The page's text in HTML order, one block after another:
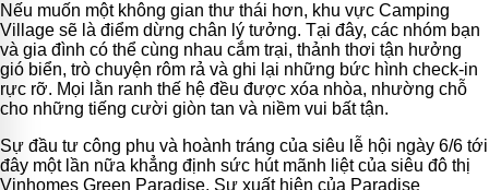
Nếu muốn một không gian thư thái hơn, khu vực Camping
Village sẽ là điểm dừng chân lý tưởng. Tại đây, các nhóm bạn
và gia đình có thể cùng nhau cắm trại, thảnh thơi tận hưởng
gió biển, trò chuyện rôm rả và ghi lại những bức hình check-in
rực rỡ. Mọi lằn ranh thế hệ đều được xóa nhòa, nhường chỗ
cho những tiếng cười giòn tan và niềm vui bất tận.
Sự đầu tư công phu và hoành tráng của siêu lễ hội ngày 6/6 tới
đây một lần nữa khẳng định sức hút mãnh liệt của siêu đô thị
Vinhomes Green Paradise. Sự xuất hiện của Paradise